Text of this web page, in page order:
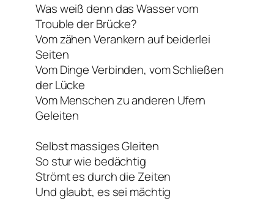
Was weiß denn das Wasser vom
Trouble der Brücke?
Vom zähen Verankern auf beiderlei
Seiten
Vom Dinge Verbinden, vom Schließen
der Lücke
Vom Menschen zu anderen Ufern
Geleiten
Selbst massiges Gleiten
So stur wie bedächtig
Strömt es durch die Zeiten
Und glaubt, es sei mächtig